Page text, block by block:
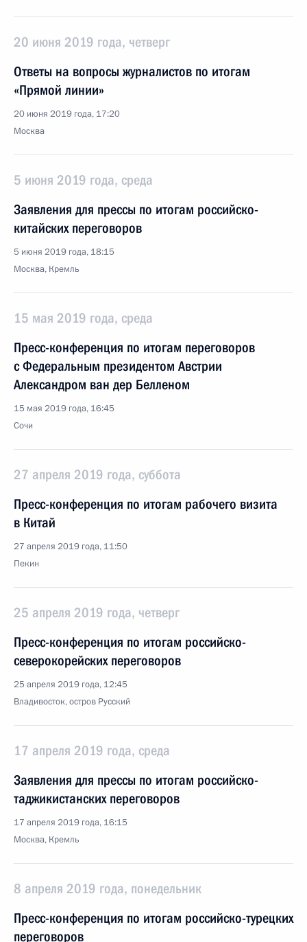
20 июня 2019 года, четверг
Ответы на вопросы журналистов по итогам
«Прямой линии»
20 июня 2019 года, 17:20
Москва
5 июня 2019 года, среда
Заявления для прессы по итогам российско-
китайских переговоров
5 июня 2019 года, 18:15
Москва, Кремль
15 мая 2019 года, среда
Пресс-конференция по итогам переговоров
с Федеральным президентом Австрии
Александром ван дер Белленом
15 мая 2019 года, 16:45
Сочи
27 апреля 2019 года, суббота
Пресс-конференция по итогам рабочего визита
в Китай
27 апреля 2019 года, 11:50
Пекин
25 апреля 2019 года, четверг
Пресс-конференция по итогам российско-
северокорейских переговоров
25 апреля 2019 года, 12:45
Владивосток, остров Русский
17 апреля 2019 года, среда
Заявления для прессы по итогам российско-
таджикистанских переговоров
17 апреля 2019 года, 16:15
Москва, Кремль
8 апреля 2019 года, понедельник
Пресс-конференция по итогам российско-турецких
переговоров